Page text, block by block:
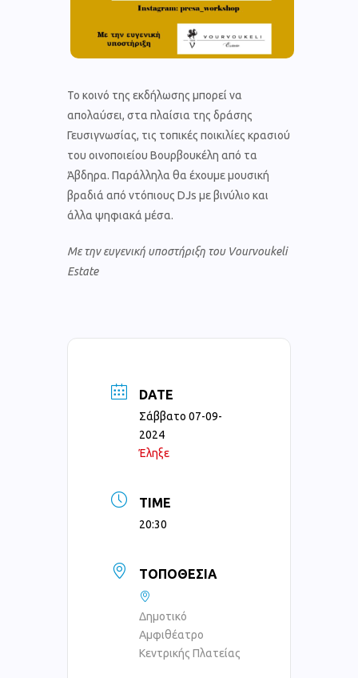
Το κοινό της εκδήλωσης μπορεί να
απολαύσει, στα πλαίσια της δράσης
Γευσιγνωσίας, τις τοπικές ποικιλίες κρασιού
του οινοποιείου Βουρβουκέλη από τα
Άβδηρα. Παράλληλα θα έχουμε μουσική
βραδιά από ντόπιους DJs με βινύλιο και
άλλα ψηφιακά μέσα.
Με την ευγενική υποστήριξη του Vourvoukeli
Estate
DATE
Σάββατο 07-09-
2024
Έληξε
TIME
20:30
ΤΟΠΟΘΕΣΊΑ
Δημοτικό
Αμφιθέατρο
Κεντρικής Πλατείας